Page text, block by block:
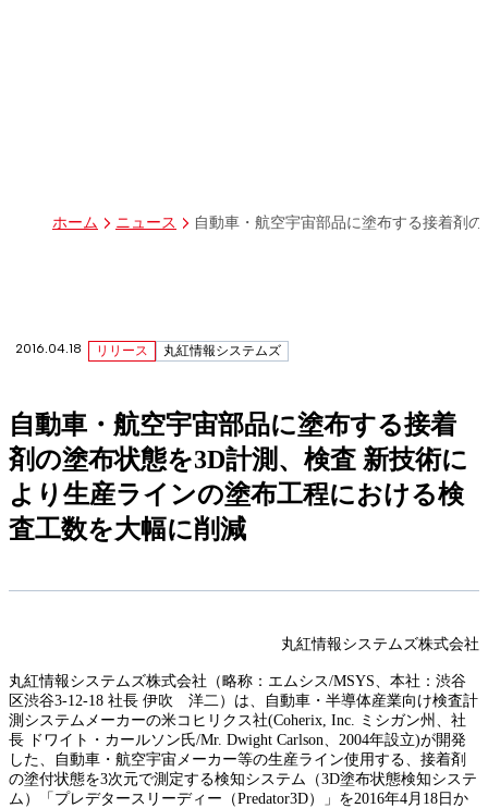
ホーム ニュース 自動車・航空宇宙部品に塗布する接着剤
2016.04.18 リリース 丸紅情報システムズ
自動車・航空宇宙部品に塗布する接着
剤の塗布状態を3D計測、検査 新技術に
より生産ラインの塗布工程における検
査工数を大幅に削減
丸紅情報システムズ株式会社
丸紅情報システムズ株式会社（略称：エムシス/MSYS、本社：渋谷
区渋谷3-12-18 社長 伊吹 洋二）は、自動車・半導体産業向け検査計
測システムメーカーの米コヒリクス社(Coherix, Inc. ミシガン州、社
長 ドワイト・カールソン氏/Mr. Dwight Carlson、2004年設立)が開発
した、自動車・航空宇宙メーカー等の生産ライン使用する、接着剤
の塗付状態を3次元で測定する検知システム（3D塗布状態検知システ
ム）「プレデタースリーディー（Predator3D）」を2016年4月18日か